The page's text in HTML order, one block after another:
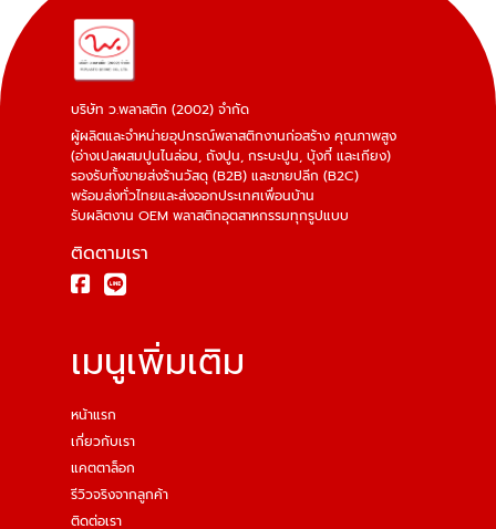
หน้าแรก
เกี่ยวกับเรา
แคตตาล็อก
รีวิวจริงจากลูกค้า
ติดต่อเรา
ติดต่อเรา
บริษัท ว.พลาสติก (2002) จำกัด
8/9 หมู่ที่ 4 ซอย66/4 ถนนเลียบคลองราษฎร์พัฒนา 1 ตำบล
034-451-687
034-451-686
wplastic2002.yellowpages.co.th
cementmixingtub.yellowpages.co.th
จันทร์ - เสาร์ เวลา 8.00 น. - 17.00 น. (ไม่นับวันหยุดตาม
เทศกาล)